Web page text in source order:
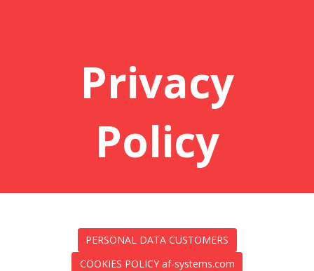
Privacy
Policy
PERSONAL DATA CUSTOMERS
COOKIES POLICY af-systems.com